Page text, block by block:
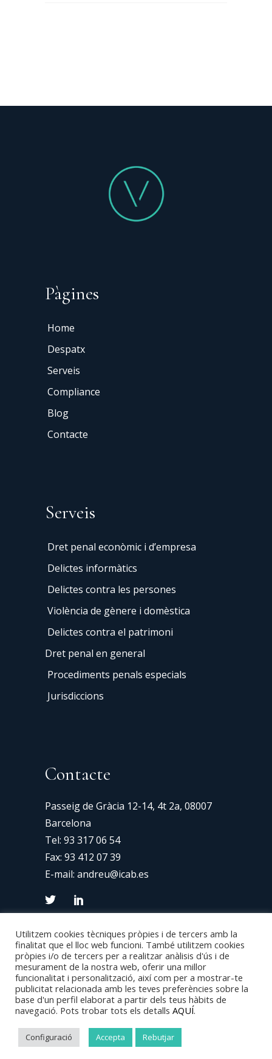
Pàgines
Home
Despatx
Serveis
Compliance
Blog
Contacte
Serveis
Dret penal econòmic i d’empresa
Delictes informàtics
Delictes contra les persones
Violència de gènere i domèstica
Delictes contra el patrimoni
Dret penal en general
Procediments penals especials
Jurisdiccions
Contacte
Passeig de Gràcia 12-14, 4t 2a, 08007
Barcelona
Tel: 93 317 06 54
Fax: 93 412 07 39
E-mail: andreu@icab.es
Copyright 2024 © Van Den Eynde – Disseny
Web:Consulweb–Avís Legal–Politica de
Privacitat–Politica de Cookies
Utilitzem cookies tècniques pròpies i de tercers amb la
finalitat que el lloc web funcioni. També utilitzem cookies
pròpies i/o de tercers per a realitzar anàlisis d'ús i de
mesurament de la nostra web, oferir una millor
funcionalitat i personalització, així com per a mostrar-te
publicitat relacionada amb les teves preferències sobre la
base d'un perfil elaborat a partir dels teus hàbits de
navegació. Pots trobar tots els detalls AQUÍ.
Configuració Accepta Rebutjar